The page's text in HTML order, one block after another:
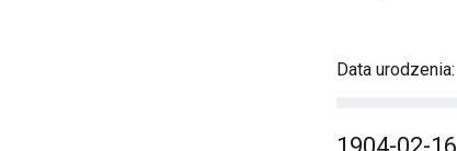
Data urodzenia: